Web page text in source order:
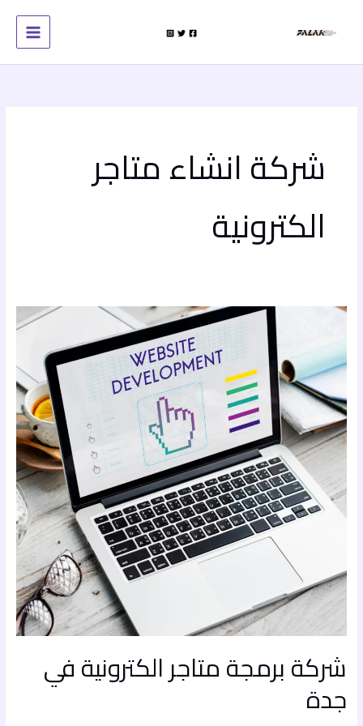
شركة انشاء متاجر
الكترونية
شركة برمجة متاجر الكترونية في
جدة
شركة
متاجر
الكترونية
جدة